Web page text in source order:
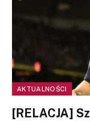
AKTUALNOŚCI
[RELACJA]